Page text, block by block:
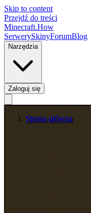
Skip to content
Przejdź do treści
Minecraft.How
SerwerySkinyForumBlog
Narzędzia
Zaloguj się
Strona główna